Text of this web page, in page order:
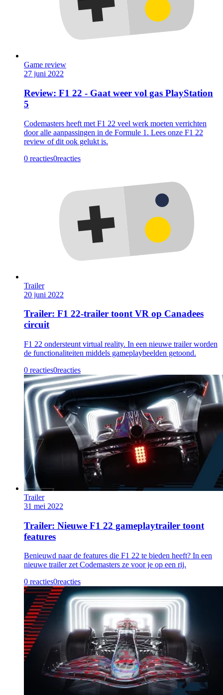
Game review
27 juni 2022
Review: F1 22 - Gaat weer vol gas PlayStation
5
Codemasters heeft met F1 22 veel werk moeten verrichten
door alle aanpassingen in de Formule 1. Lees onze F1 22
review of dit ook gelukt is.
0 reacties0reacties
Trailer
20 juni 2022
Trailer: F1 22-trailer toont VR op Canadees
circuit
F1 22 ondersteunt virtual reality. In een nieuwe trailer worden
de functionaliteiten middels gameplaybeelden getoond.
0 reacties0reacties
Trailer
31 mei 2022
Trailer: Nieuwe F1 22 gameplaytrailer toont
features
Benieuwd naar de features die F1 22 te bieden heeft? In een
nieuwe trailer zet Codemasters ze voor je op een rij.
0 reacties0reacties